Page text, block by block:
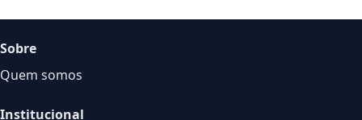
Sobre
Quem somos
Institucional